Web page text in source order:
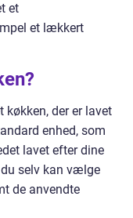
et
et lækkert
køkken, der er lavet
enhed, som
lavet efter dine
du selv kan vælge
de anvendte